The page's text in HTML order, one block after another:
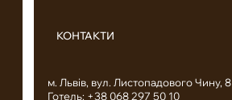
КОНТАКТИ
м. Львів, вул. Листопадового Чину, 8
Готель: +38 068 297 50 10